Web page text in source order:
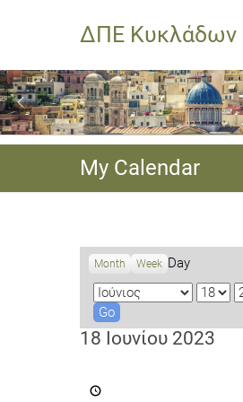
ΔΠΕ Κυκλάδων
My Calendar
Month Week Day
M
o
n
D
y
Y
a
18 Ιουνίου 2023
ΑειφορEVER